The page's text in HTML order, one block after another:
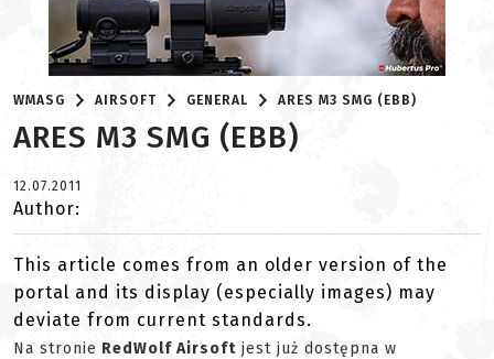
WMASG AIRSOFT GENERAL ARES M3 SMG (EBB)
ARES M3 SMG (EBB)
12.07.2011
Author:
This article comes from an older version of the
portal and its display (especially images) may
deviate from current standards.
Na stronie RedWolf Airsoft jest już dostępna w